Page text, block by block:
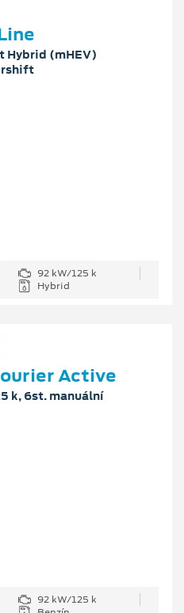
Hybrid (mHEV)
92 kW/125 k
Hybrid
Active
k, 6st. manuální
92 kW/125 k